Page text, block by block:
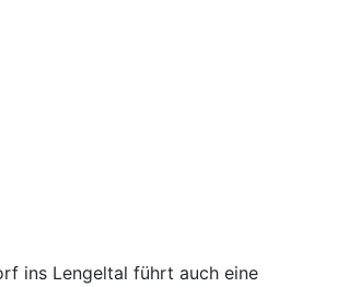
ins Lengeltal führt auch eine